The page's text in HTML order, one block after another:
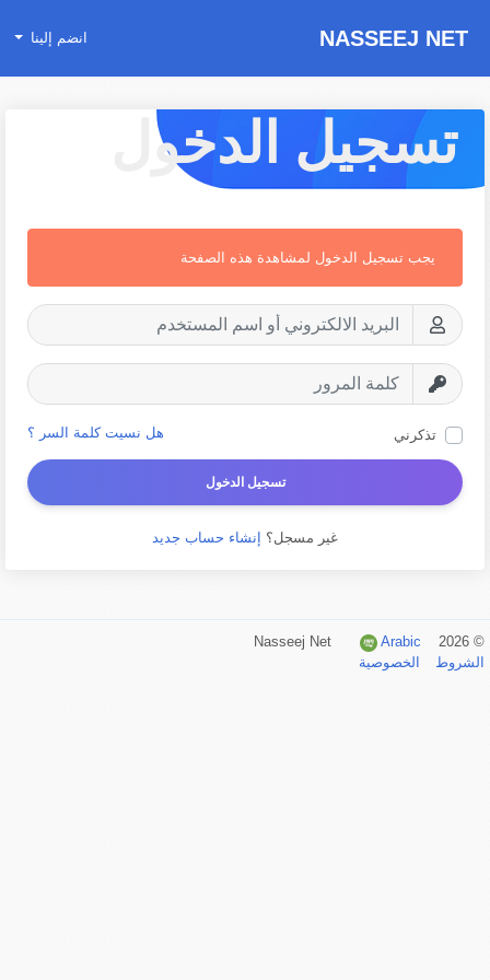
NASSEEJ NET انضم إلينا
تسجيل الدخول
يجب تسجيل الدخول لمشاهدة هذه الصفحة
تذكرني هل نسيت كلمة السر ؟
تسجيل الدخول
غير مسجل؟ إنشاء حساب جديد
© 2026 Nasseej Net
Arabic
الشروط
الخصوصية